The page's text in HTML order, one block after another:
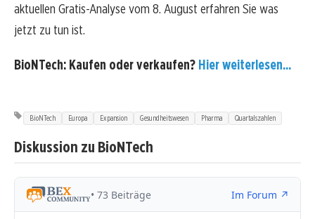
aktuellen Gratis-Analyse vom 8. August erfahren Sie was
jetzt zu tun ist.
BioNTech: Kaufen oder verkaufen? Hier weiterlesen...
BioNTech Europa Expansion Gesundheitswesen Pharma Quartalszahlen
Diskussion zu BioNTech